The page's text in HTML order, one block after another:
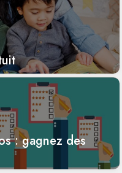
: gagnez des